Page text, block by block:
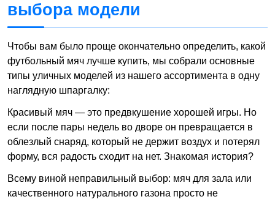
выбора модели
Чтобы вам было проще окончательно определить, какой
футбольный мяч лучше купить, мы собрали основные
типы уличных моделей из нашего ассортимента в одну
наглядную шпаргалку:
Красивый мяч — это предвкушение хорошей игры. Но
если после пары недель во дворе он превращается в
облезлый снаряд, который не держит воздух и потерял
форму, вся радость сходит на нет. Знакомая история?
Всему виной неправильный выбор: мяч для зала или
качественного натурального газона просто не